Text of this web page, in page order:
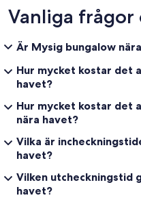
Vanliga frågor
Är Mysig bungalow
Hur mycket kostar det
havet?
Hur mycket kostar det
nära havet?
Vilka är
havet?
Vilken utcheckningstid
havet?